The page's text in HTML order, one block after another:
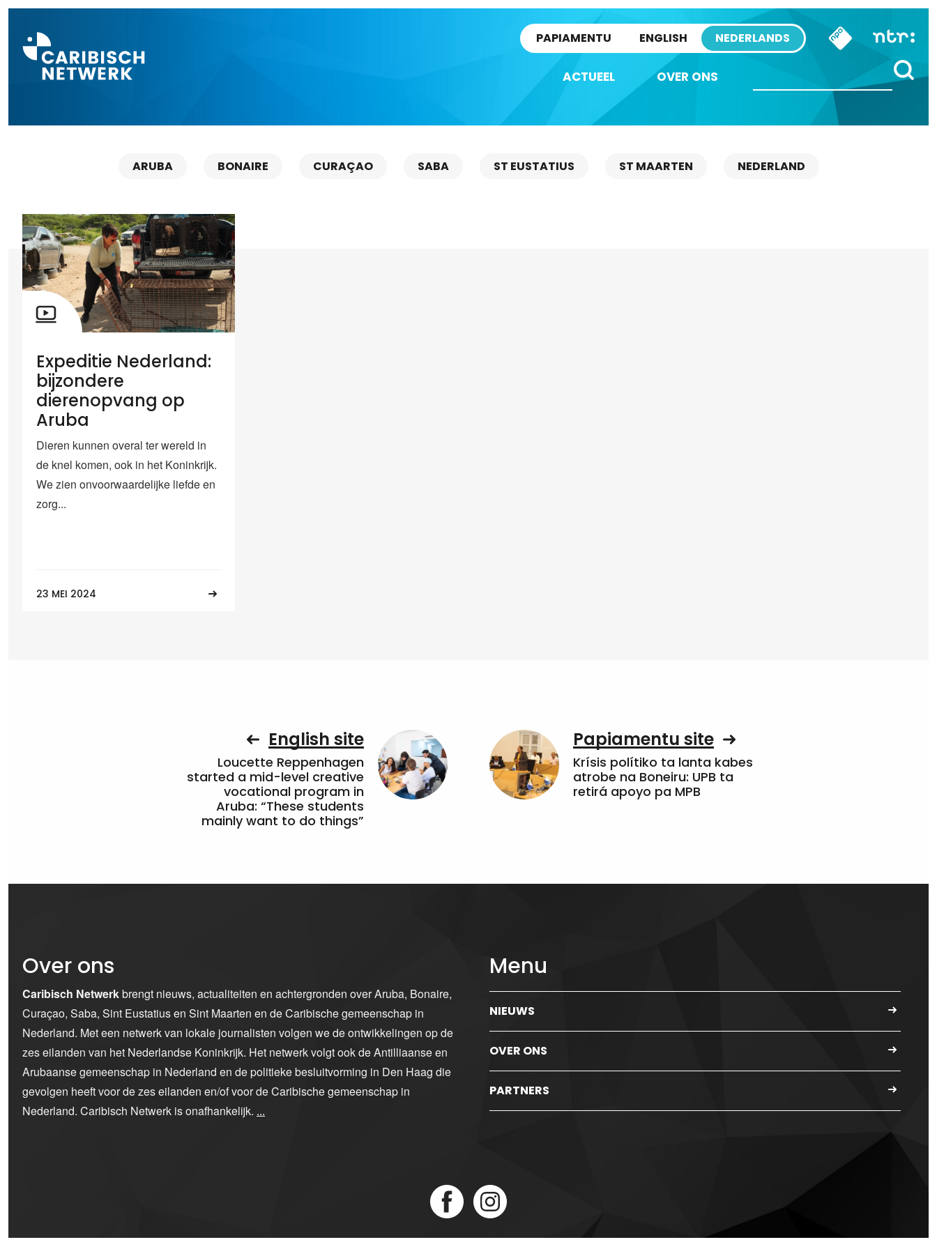
PAPIAMENTU ENGLISH NEDERLANDS
ACTUEEL OVER ONS
ARUBA BONAIRE CURAÇAO SABA ST EUSTATIUS ST MAARTEN NEDERLAND
Expeditie Nederland:
bijzondere
dierenopvang op
Aruba
Dieren kunnen overal ter wereld in
de knel komen, ook in het Koninkrijk.
We zien onvoorwaardelijke liefde en
zorg...
23 MEI 2024
English site
Loucette Reppenhagen
started a mid-level creative
vocational program in
Aruba: “These students
mainly want to do things”
Papiamentu site
Krísis polítiko ta lanta kabes
atrobe na Boneiru: UPB ta
retirá apoyo pa MPB
Over ons
Caribisch Netwerkbrengt nieuws, actualiteiten en achtergronden over Aruba, Bonaire,
Curaçao, Saba, Sint Eustatius en Sint Maarten en de Caribische gemeenschap in
Nederland. Met een netwerk van lokale journalisten volgen we de ontwikkelingen op de
zes eilanden van het Nederlandse Koninkrijk. Het netwerk volgt ook de Antilliaanse en
Arubaanse gemeenschap in Nederland en de politieke besluitvorming in Den Haag die
gevolgen heeft voor de zes eilanden en/of voor de Caribische gemeenschap in
Nederland. Caribisch Netwerk is onafhankelijk. ...
Menu
NIEUWS
OVER ONS
PARTNERS